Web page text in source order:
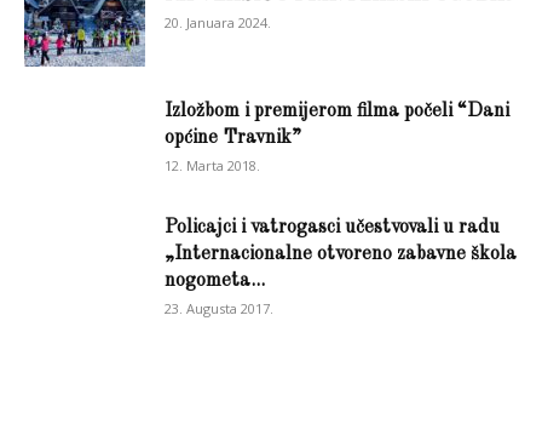
20. Januara 2024.
Izložbom i premijerom filma počeli “Dani
općine Travnik”
12. Marta 2018.
Policajci i vatrogasci učestvovali u radu
„Internacionalne otvoreno zabavne škola
nogometa...
23. Augusta 2017.